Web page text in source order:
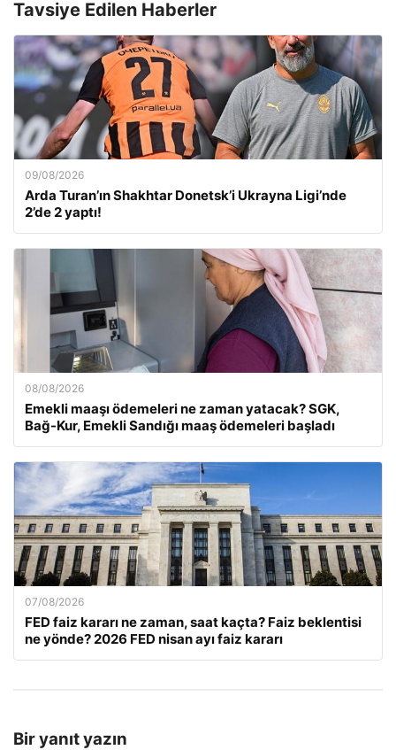
Tavsiye Edilen Haberler
09/08/2026
Arda Turan’ın Shakhtar Donetsk’i Ukrayna Ligi’nde
2’de 2 yaptı!
08/08/2026
Emekli maaşı ödemeleri ne zaman yatacak? SGK,
Bağ-Kur, Emekli Sandığı maaş ödemeleri başladı
07/08/2026
FED faiz kararı ne zaman, saat kaçta? Faiz beklentisi
ne yönde? 2026 FED nisan ayı faiz kararı
Bir yanıt yazın